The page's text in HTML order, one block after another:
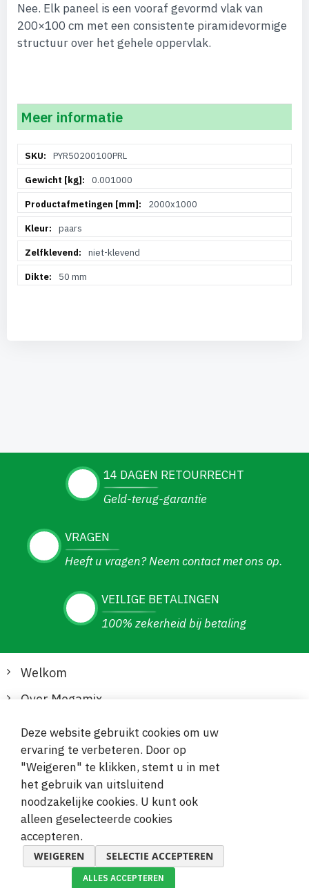
Nee. Elk paneel is een vooraf gevormd vlak van
200×100 cm met een consistente piramidevormige
structuur over het gehele oppervlak.
Meer informatie
informatiePYR50200100PRL
0.001000
2000x1000
paars
niet-klevend
50 mm
14 DAGEN RETOURRECHT
Geld-terug-garantie
VRAGEN
Heeft u vragen? Neem contact met ons op.
VEILIGE BETALINGEN
100% zekerheid bij betaling
Welkom
Over Megamix
Informatie
Klantenservice
Veilige en gemakkelijke betalingen
Deze website gebruikt cookies om uw
ervaring te verbeteren. Door op
"Weigeren" te klikken, stemt u in met
het gebruik van uitsluitend
noodzakelijke cookies. U kunt ook
alleen geselecteerde cookies
accepteren.
WEIGEREN SELECTIE ACCEPTEREN
ALLES ACCEPTEREN